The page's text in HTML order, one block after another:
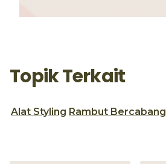
Topik Terkait
Alat Styling Rambut Bercabang